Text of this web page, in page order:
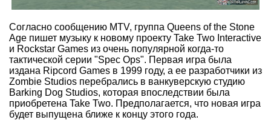
Согласно сообщению MTV, группа Queens of the Stone
Age пишет музыку к новому проекту Take Two Interactive
и Rockstar Games из очень популярной когда-то
тактической серии "Spec Ops". Первая игра была
издана Ripcord Games в 1999 году, а ее разработчики из
Zombie Studios перебрались в ванкуверскую студию
Barking Dog Studios, которая впоследствии была
приобретена Take Two. Предполагается, что новая игра
будет выпущена ближе к концу этого года.